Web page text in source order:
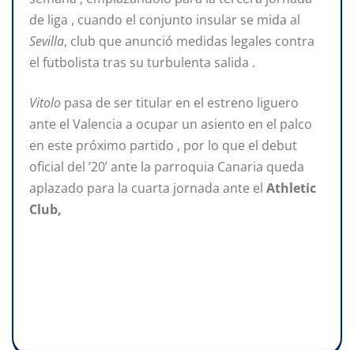
de liga , cuando el conjunto insular se mida al
Sevilla, club que anunció medidas legales contra
el futbolista tras su turbulenta salida .
Vitolo pasa de ser titular en el estreno liguero
ante el Valencia a ocupar un asiento en el palco
en este próximo partido , por lo que el debut
oficial del ’20’ ante la parroquia Canaria queda
aplazado para la cuarta jornada ante el Athletic
Club,